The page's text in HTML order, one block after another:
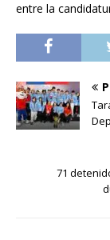
entre la
71